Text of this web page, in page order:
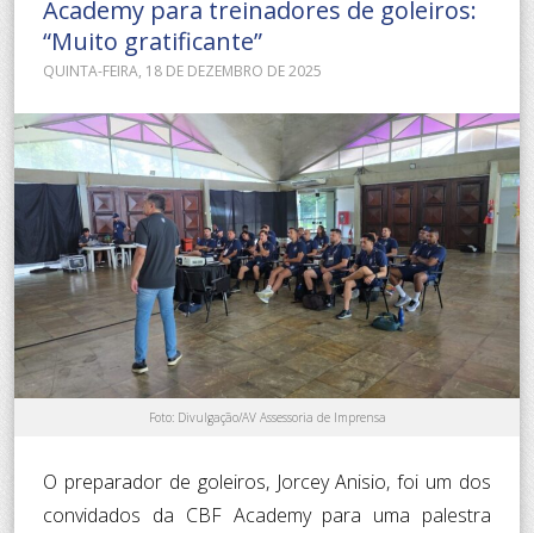
Academy para treinadores de goleiros:
“Muito gratificante”
QUINTA-FEIRA, 18 DE DEZEMBRO DE 2025
Foto: Divulgação/AV Assessoria de Imprensa
O preparador de goleiros, Jorcey Anisio, foi um dos
convidados da CBF Academy para uma palestra